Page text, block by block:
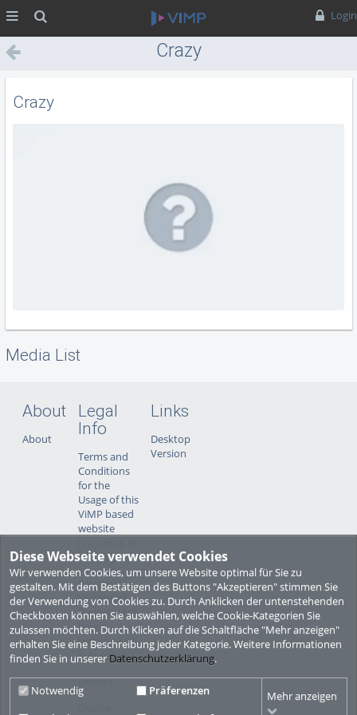
Login
Diese Webseite verwendet Cookies
Wir verwenden Cookies, um unsere Website optimal für Sie zu
gestalten. Mit dem Bestätigen des Buttons "Akzeptieren" stimmen Sie
der Verwendung von Cookies zu. Durch Anklicken der untenstehenden
Checkboxen können Sie auswählen, welche Cookie-Kategorien Sie
zulassen möchten. Durch Klicken auf die Schaltfläche "Mehr anzeigen"
erhalten Sie eine Beschreibung jeder Kategorie. Weitere Informationen
finden Sie in unserer Datenschutzerklärung.
Notwendig
Präferenzen
Mehr anzeigen
Crazy
Crazy
Media List
About
About
Legal
Info
Terms and
Conditions
for the
Usage of this
ViMP based
website
sub-pages)
Privacy
Statement
for this ViMP
based
Website incl.
Sub-pages
Imprint
Links
Desktop
Version